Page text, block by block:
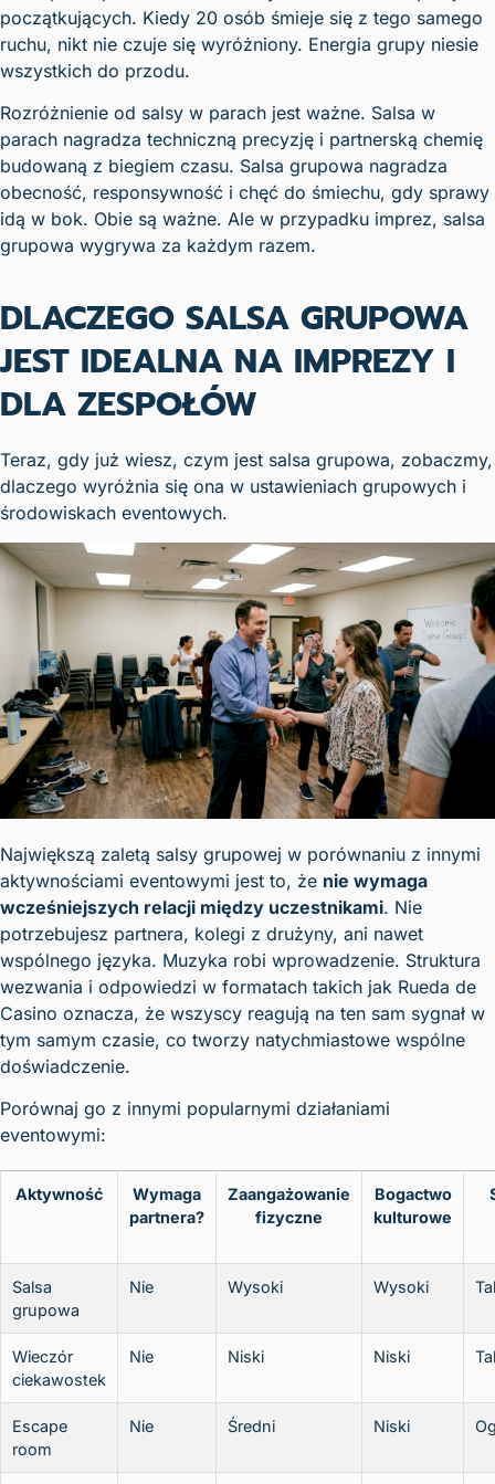
początkujących. Kiedy 20 osób śmieje się z tego samego
ruchu, nikt nie czuje się wyróżniony. Energia grupy niesie
wszystkich do przodu.
Rozróżnienie od salsy w parach jest ważne. Salsa w
parach nagradza techniczną precyzję i partnerską chemię
budowaną z biegiem czasu. Salsa grupowa nagradza
obecność, responsywność i chęć do śmiechu, gdy sprawy
idą w bok. Obie są ważne. Ale w przypadku imprez, salsa
grupowa wygrywa za każdym razem.
DLACZEGO SALSA GRUPOWA
JEST IDEALNA NA IMPREZY I
DLA ZESPOŁÓW
Teraz, gdy już wiesz, czym jest salsa grupowa, zobaczmy,
dlaczego wyróżnia się ona w ustawieniach grupowych i
środowiskach eventowych.
Największą zaletą salsy grupowej w porównaniu z innymi
aktywnościami eventowymi jest to, że nie wymaga
wcześniejszych relacji między uczestnikami. Nie
potrzebujesz partnera, kolegi z drużyny, ani nawet
wspólnego języka. Muzyka robi wprowadzenie. Struktura
wezwania i odpowiedzi w formatach takich jak Rueda de
Casino oznacza, że wszyscy reagują na ten sam sygnał w
tym samym czasie, co tworzy natychmiastowe wspólne
doświadczenie.
Porównaj go z innymi popularnymi działaniami
eventowymi:
Aktywność
Wymaga
partnera?
Zaangażowanie
fizyczne
Bogactwo
kulturowe
Salsa
grupowa
Nie Wysoki Wysoki
Wieczór
ciekawostek
Nie Niski Niski
Escape
room
Nie Średni Niski